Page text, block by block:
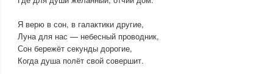
Я верю в сон, в галактики другие,
Луна для нас — небесный проводник,
Сон бережёт секунды дорогие,
Когда душа полёт свой совершит.